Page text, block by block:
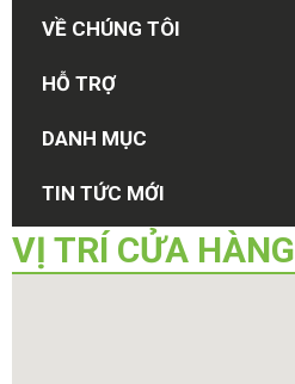
VỀ CHÚNG TÔI
HỖ TRỢ
DANH MỤC
TIN TỨC MỚI
VỊ TRÍ CỬA HÀNG